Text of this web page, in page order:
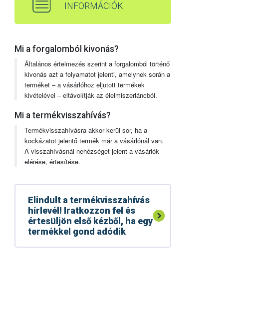
INFORMÁCIÓK
Mi a forgalomból kivonás?
Általános értelmezés szerint a forgalomból történő
kivonás azt a folyamatot jelenti, amelynek során a
terméket – a vásárlóhoz eljutott termékek
kivételével – eltávolítják az élelmiszerláncból.
Mi a termékvisszahívás?
Termékvisszahívásra akkor kerül sor, ha a
kockázatot jelentő termék már a vásárlónál van.
A visszahívásnál nehézséget jelent a vásárlók
elérése, értesítése.
Elindult a termékvisszahívás
hírlevél! Iratkozzon fel és
értesüljön első kézből, ha egy
termékkel gond adódik